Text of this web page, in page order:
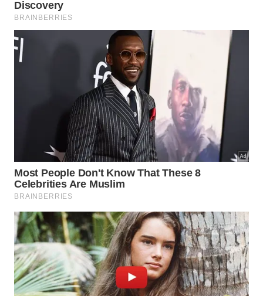
9. Rotina de cuidados
antienvelhecimento
Consulte um dermatologista para adicionar
produtos antienvelhecimento à sua rotina, como
séruns com retinol, vitamina C e colágeno, para
ajudar a reduzir rugas, linhas finas e uniformizar o
tom de pele, e promover a renovação celular.
10. Cuidados específicos para os
olhos
A área dos olhos é especialmente delicada e
propensa a rugas e flacidez. Use um creme para os
olhos específico para hidratar, firmar, drenar e